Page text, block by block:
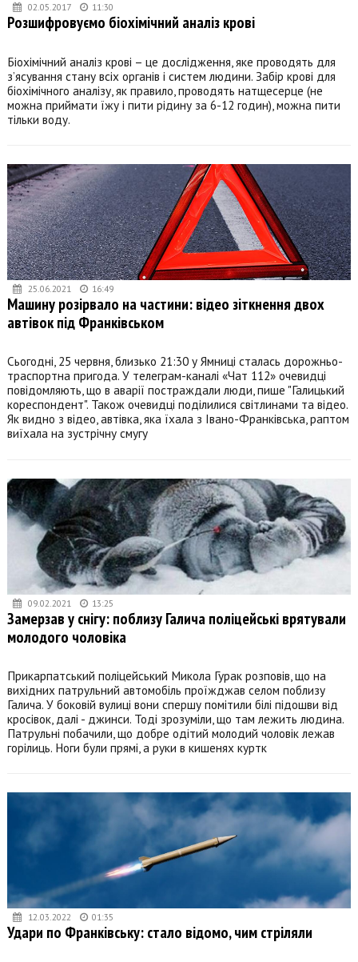
02.05.2017 11:30
Розшифровуємо біохімічний аналіз крові
Біохімічний аналіз крові – це дослідження, яке проводять для
з’ясування стану всіх органів і систем людини. Забір крові для
біохімічного аналізу, як правило, проводять натщесерце (не
можна приймати їжу і пити рідину за 6-12 годин), можна пити
тільки воду.
25.06.2021 16:49
Машину розірвало на частини: відео зіткнення двох
автівок під Франківськом
Сьогодні, 25 червня, близько 21:30 у Ямниці сталась дорожньо-
траспортна пригода. У телеграм-каналі «Чат 112» очевидці
повідомляють, що в аварії постраждали люди, пише "Галицький
кореспондент". Також очевидці поділилися світлинами та відео.
Як видно з відео, автівка, яка їхала з Івано-Франківська, раптом
виїхала на зустрічну смугу
09.02.2021 13:25
Замерзав у снігу: поблизу Галича поліцейські врятували
молодого чоловіка
Прикарпатський поліцейський Микола Гурак розповів, що на
вихідних патрульний автомобіль проїжджав селом поблизу
Галича. У боковій вулиці вони спершу помітили білі підошви від
кросівок, далі - джинси. Тоді зрозуміли, що там лежить людина.
Патрульні побачили, що добре одітий молодий чоловік лежав
горілиць. Ноги були прямі, а руки в кишенях куртк
12.03.2022 01:35
Удари по Франківську: стало відомо, чим стріляли